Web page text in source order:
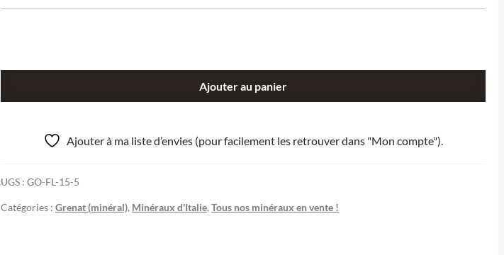
clinochlore
provenant
Ajouter au panier
Ajouter à ma liste d’envies (pour facilement les retrouver dans "Mon compte").
UGS : GO-FL-15-5
Catégories : Grenat (minéral), Minéraux d'Italie, Tous nos minéraux en vente !